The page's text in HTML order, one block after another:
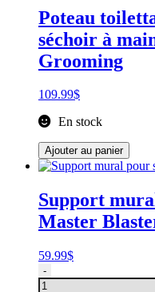
Metro
AFTD
Poteau
séchoir à
Grooming
109.99$
En stock
Ajouter au panier
Support
Master
59.99$
quantité
de
-